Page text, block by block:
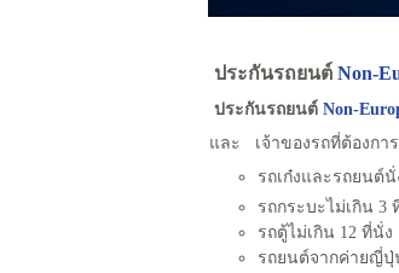
ประกันรถยนต์Non-
ประกันรถยนต์ Non-
และ เจ้าของรถที่ต้องกา
รถเก๋งและรถยนต์
รถกระบะไม่เกิน 3
รถตู้ไม่เกิน 12 ที่นั่ง
รถยนต์จากค่ายญี่ปุ่